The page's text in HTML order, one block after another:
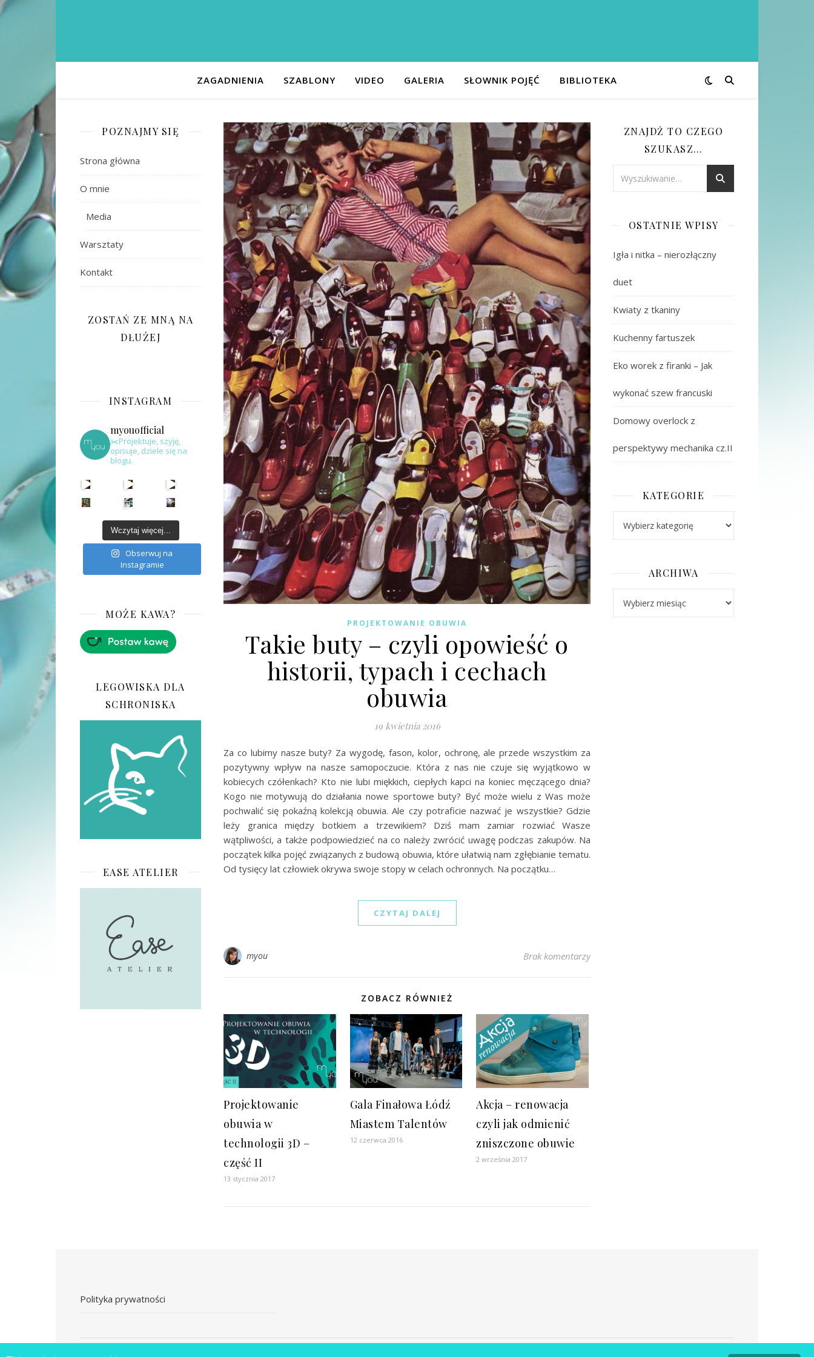
ZAGADNIENIA SZABLONY VIDEO GALERIA SŁOWNIK POJĘĆ BIBLIOTEKA
POZNAJMY SIĘ
Strona główna
O mnie
Media
Warsztaty
Kontakt
ZOSTAŃ ZE MNĄ NA
DŁUŻEJ
INSTAGRAM
myouofficial
✂️Projektuje, szyję,
opisuje, dziele się na
blogu.
Wczytaj więcej...
Obserwuj na
Instagramie
MOŻE KAWA?
LEGOWISKA DLA
SCHRONISKA
EASE ATELIER
PROJEKTOWANIE OBUWIA
Takie buty – czyli opowieść o
historii, typach i cechach
obuwia
19 kwietnia 2016
Za co lubimy nasze buty? Za wygodę, fason, kolor, ochronę, ale przede wszystkim za
pozytywny wpływ na nasze samopoczucie. Która z nas nie czuje się wyjątkowo w
kobiecych czółenkach? Kto nie lubi miękkich, ciepłych kapci na koniec męczącego dnia?
Kogo nie motywują do działania nowe sportowe buty? Być może wielu z Was może
pochwalić się pokaźną kolekcją obuwia. Ale czy potraficie nazwać je wszystkie? Gdzie
leży granica między botkiem a trzewikiem? Dziś mam zamiar rozwiać Wasze
wątpliwości, a także podpowiedzieć na co należy zwrócić uwagę podczas zakupów. Na
początek kilka pojęć związanych z budową obuwia, które ułatwią nam zgłębianie tematu.
Od tysięcy lat człowiek okrywa swoje stopy w celach ochronnych. Na początku…
CZYTAJ DALEJ
myou Brak komentarzy
ZOBACZ RÓWNIEŻ
Projektowanie
obuwia w
technologii 3D –
część II
13 stycznia 2017
Gala Finałowa Łódź
Miastem Talentów
12 czerwca 2016
Akcja – renowacja
czyli jak odmienić
zniszczone obuwie
2 września 2017
ZNAJDŹ TO CZEGO
SZUKASZ…
OSTATNIE WPISY
Igła i nitka – nierozłączny
duet
Kwiaty z tkaniny
Kuchenny fartuszek
Eko worek z firanki – Jak
wykonać szew francuski
Domowy overlock z
perspektywy mechanika cz.II
KATEGORIE
ARCHIWA
Polityka prywatności